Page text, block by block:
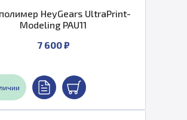
HeyGears UltraPrint-
Modeling PAU11
7 600 ₽